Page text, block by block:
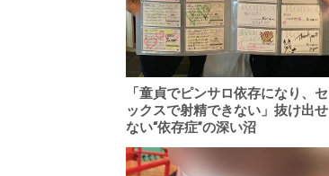
「童貞でピンサロ依存になり、セ
ックスで射精できない」抜け出せ
ない“依存症”の深い沼